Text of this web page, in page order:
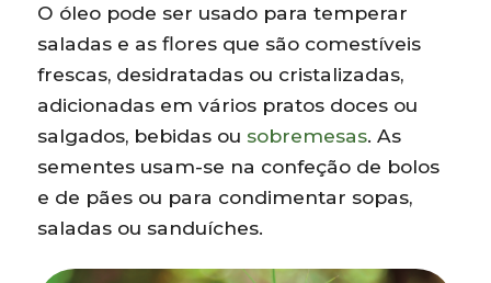
O óleo pode ser usado para temperar
saladas e as flores que são comestíveis
frescas, desidratadas ou cristalizadas,
adicionadas em vários pratos doces ou
salgados, bebidas ou sobremesas. As
sementes usam-se na confeção de bolos
e de pães ou para condimentar sopas,
saladas ou sanduíches.